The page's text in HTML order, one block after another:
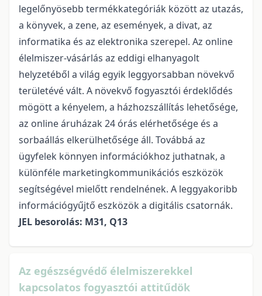
legelőnyösebb termékkategóriák között az utazás,
a könyvek, a zene, az események, a divat, az
informatika és az elektronika szerepel. Az online
élelmiszer-vásárlás az eddigi elhanyagolt
helyzetéből a világ egyik leggyorsabban növekvő
területévé vált. A növekvő fogyasztói érdeklődés
mögött a kényelem, a házhozszállítás lehetősége,
az online áruházak 24 órás elérhetősége és a
sorbaállás elkerülhetősége áll. Továbbá az
ügyfelek könnyen információkhoz juthatnak, a
különféle marketingkommunikációs eszközök
segítségével mielőtt rendelnének. A leggyakoribb
információgyűjtő eszközök a digitális csatornák.
JEL besorolás: M31, Q13
Az egészségvédő élelmiszerekkel
kapcsolatos fogyasztói attitűdök